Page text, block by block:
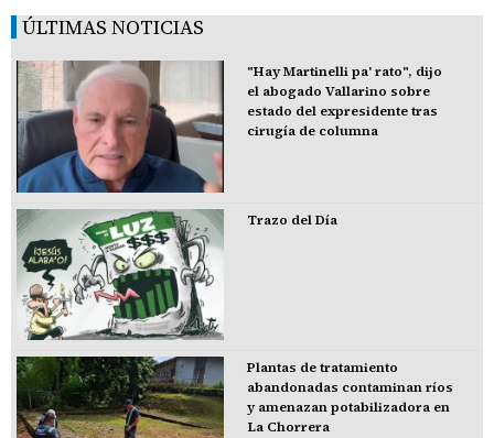
ÚLTIMAS NOTICIAS
"Hay Martinelli pa' rato", dijo
el abogado Vallarino sobre
estado del expresidente tras
cirugía de columna
Trazo del Día
Plantas de tratamiento
abandonadas contaminan ríos
y amenazan potabilizadora en
La Chorrera